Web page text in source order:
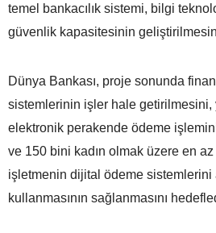
temel bankacılık sistemi, bilgi
güvenlik kapasitesinin
Dünya Bankası, proje sonunda
sistemlerinin işler hale getirilmesini,
elektronik perakende ödeme
ve 150 bini kadın olmak üzere en
işletmenin dijital ödeme sistemlerini
kullanmasının sağlanmasını